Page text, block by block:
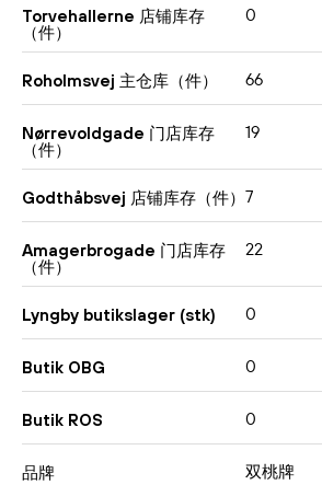
Torvehallerne 店铺库存
（件）
0
Roholmsvej 主仓库（件） 66
Nørrevoldgade 门店库存
（件）
19
Godthåbsvej 店铺库存（件） 7
Amagerbrogade 门店库存
（件）
22
Lyngby butikslager (stk) 0
Butik OBG 0
Butik ROS 0
品牌 双桃牌